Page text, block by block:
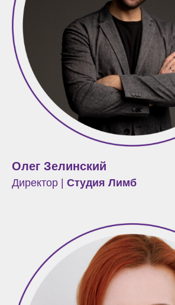
Олег Зелинский
Директор | Студия Лимб